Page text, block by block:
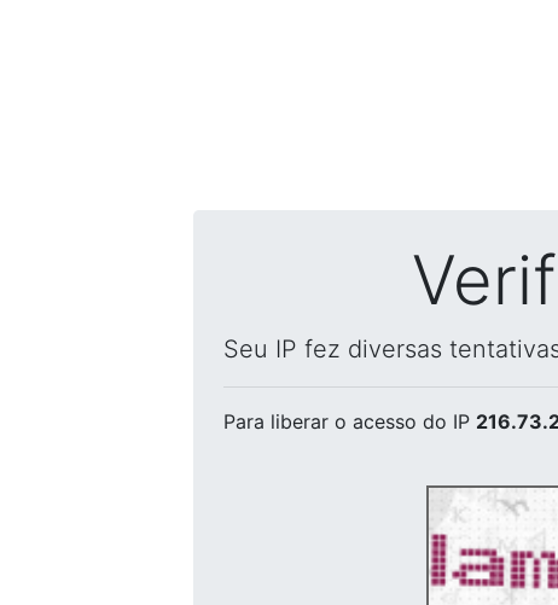
Seu IP fez diversas
Para liberar o acesso do IP